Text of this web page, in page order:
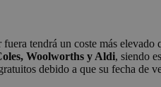
tendrá un coste más elevado
Woolworths y Aldi, siendo
debido a que su fecha de